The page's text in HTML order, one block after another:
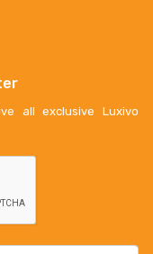
all exclusive Luxivo